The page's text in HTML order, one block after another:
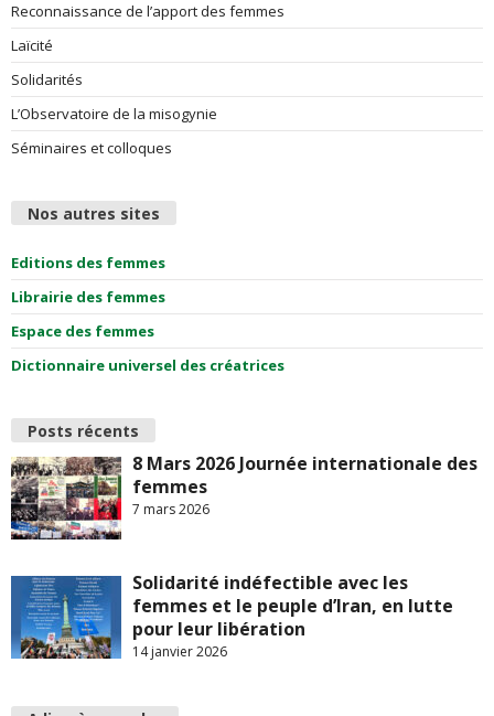
Reconnaissance de l’apport des femmes
Laïcité
Solidarités
L’Observatoire de la misogynie
Séminaires et colloques
Nos autres sites
Editions des femmes
Librairie des femmes
Espace des femmes
Dictionnaire universel des créatrices
Posts récents
8 Mars 2026 Journée internationale des
femmes
7 mars 2026
Solidarité indéfectible avec les
femmes et le peuple d’Iran, en lutte
pour leur libération
14 janvier 2026